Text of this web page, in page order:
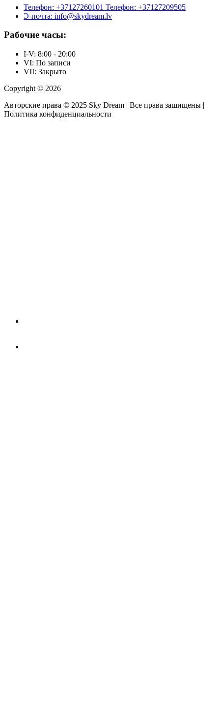
Телефон: +37127260101 Телефон: +37127209505
Э-почта: info@skydream.lv
Рабочие часы:
I-V: 8:00 - 20:00
VI: По записи
VII: Закрыто
Copyright © 2026
Авторские права © 2025 Sky Dream | Все права защищены |
Политика конфиденциальности